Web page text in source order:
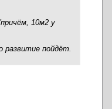
10м2 у
развитие пойдёт.